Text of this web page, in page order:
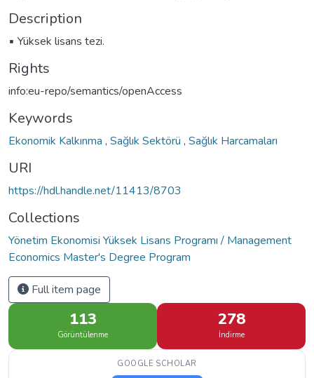
Description
▪ Yüksek lisans tezi.
Rights
info:eu-repo/semantics/openAccess
Keywords
Ekonomik Kalkınma , Sağlık Sektörü , Sağlık Harcamaları
URI
https://hdl.handle.net/11413/8703
Collections
Yönetim Ekonomisi Yüksek Lisans Programı / Management
Economics Master's Degree Program
Full item page
113
Görüntülenme
278
İndirme
GOOGLE SCHOLAR